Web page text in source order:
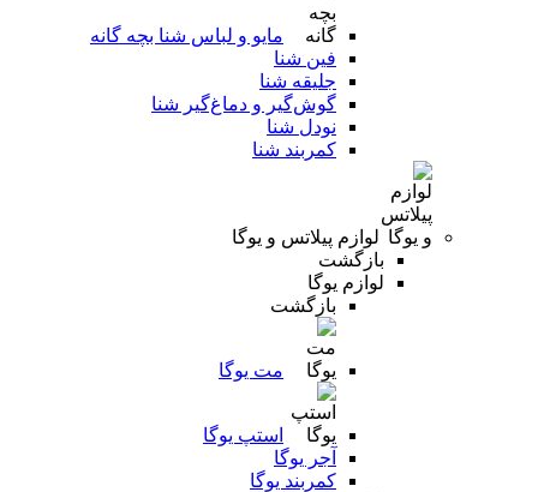
مایو و لباس شنا بچه گانه
فین شنا
جلیقه شنا
گوش‌گیر و دماغ‌گیر شنا
نودل شنا
کمربند شنا
لوازم پیلاتس و یوگا
بازگشت
لوازم یوگا
بازگشت
مت یوگا
استپ یوگا
آجر یوگا
کمربند یوگا